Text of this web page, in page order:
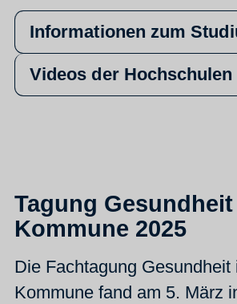
Informationen zum
Videos der Hochschulen
Tagung
Kommune 2025
Die Fachtagung Gesundheit
Kommune fand am 5. März